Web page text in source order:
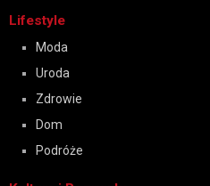
Lifestyle
Moda
Uroda
Zdrowie
Dom
Podróże